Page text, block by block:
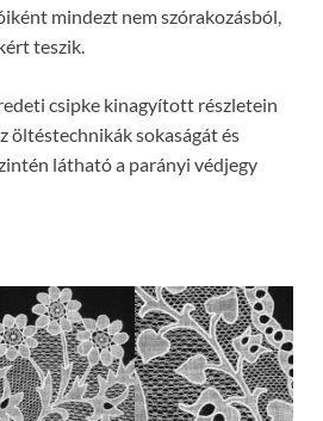
mindezt nem szórakozásból,
teszik.
csipke kinagyított részletein
öltéstechnikák sokaságát és
látható a parányi védjegy